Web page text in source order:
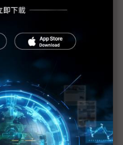
賴的合作夥伴
求到解決 實現數位轉型
大展 凌華科技展示智造實